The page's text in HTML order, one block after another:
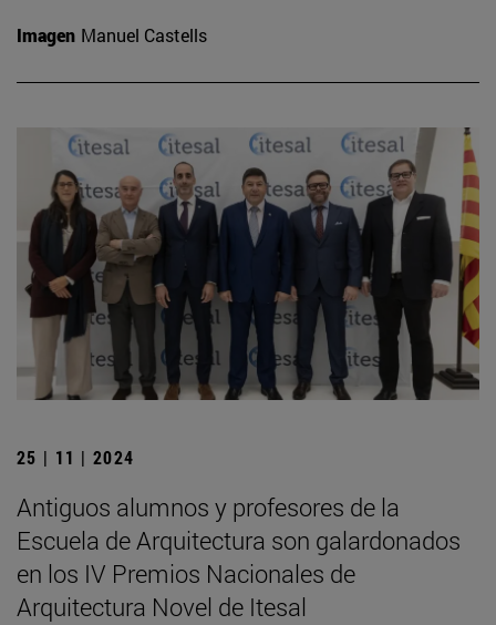
Imagen Manuel Castells
25 | 11 | 2024
Antiguos alumnos y profesores de la
Escuela de Arquitectura son galardonados
en los IV Premios Nacionales de
Arquitectura Novel de Itesal